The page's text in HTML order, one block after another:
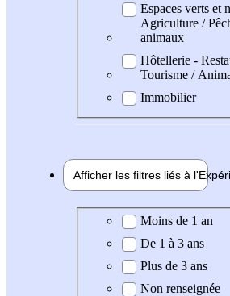
Espaces verts et
Agriculture /
animaux
Hôtellerie -
Tourisme /
Immobilier
Afficher les filtres liés à l'
Expérience demandée
Moins de 1 an
De 1 à 3 ans
Plus de 3 ans
Non renseignée